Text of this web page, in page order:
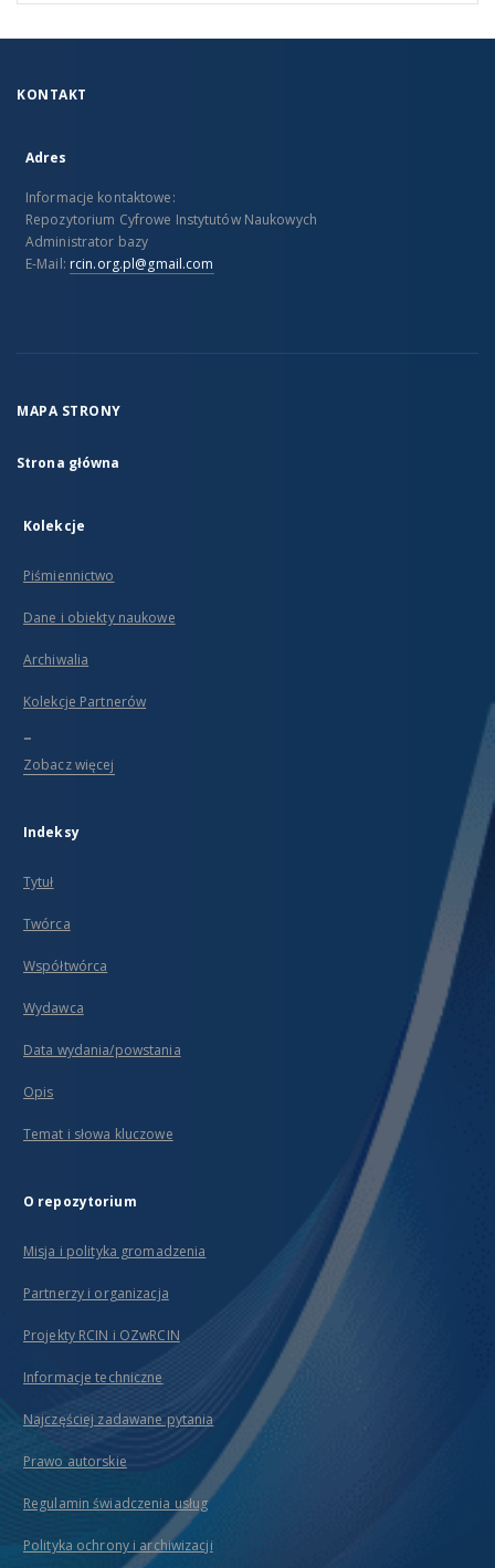
KONTAKT
Adres
Informacje kontaktowe:
Repozytorium Cyfrowe Instytutów Naukowych
Administrator bazy
E-Mail: rcin.org.pl@gmail.com
MAPA STRONY
Strona główna
Kolekcje
Piśmiennictwo
Dane i obiekty naukowe
Archiwalia
Kolekcje Partnerów
...
Zobacz więcej
Indeksy
Tytuł
Twórca
Współtwórca
Wydawca
Data wydania/powstania
Opis
Temat i słowa kluczowe
O repozytorium
Misja i polityka gromadzenia
Partnerzy i organizacja
Projekty RCIN i OZwRCIN
Informacje techniczne
Najczęściej zadawane pytania
Prawo autorskie
Regulamin świadczenia usług
Polityka ochrony i archiwizacji